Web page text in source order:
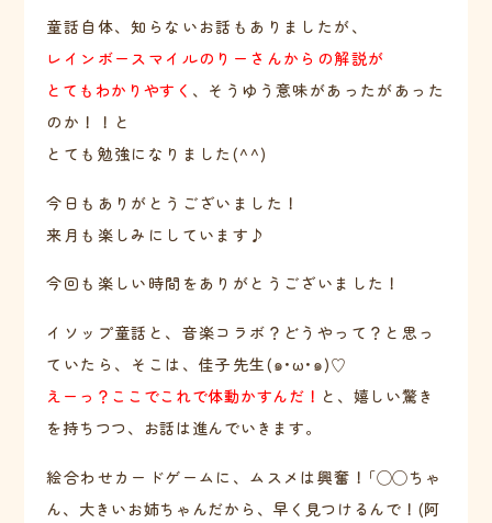
童話自体、知らないお話もありましたが、
レインボースマイルのりーさんからの解説が
とてもわかりやすく 、 そうゆう意味があったがあった
のか！！と
とても勉強になりました(^^)
今日もありがとうございました！
来月も楽しみにしています♪
今回も楽しい時間をありがとうございました！
イソップ童話と、音楽コラボ？どうやって？と思っ
ていたら、そこは、佳子先生(๑•ω•๑)♡
えーっ？ここでこれで体動かすんだ！ と、嬉しい驚き
を持ちつつ、お話は進んでいきます。
絵合わせカードゲームに、ムスメは興奮！ ｢◯◯ちゃ
ん、大きいお姉ちゃんだから、早く見つけるんで！(阿